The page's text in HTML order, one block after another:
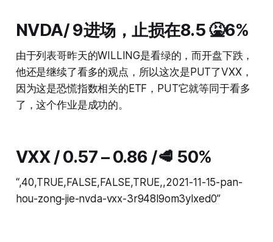
NVDA/ 9进场，止损在8.5 🤮6%
由于列表哥昨天的WILLING是看绿的，而开盘下跌，
他还是继续了看多的观点，所以这次是PUT了VXX，
因为这是恐慌指数相关的ETF，PUT它就等同于看多
了，这个作业是成功的。
VXX / 0.57 – 0.86 /🥩 50%
“,40,TRUE,FALSE,FALSE,TRUE,,2021-11-15-pan-
hou-zong-jie-nvda-vxx-3r948l9om3ylxed0”